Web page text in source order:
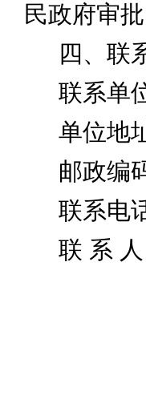
民政府审批
四、联
联系单
单位地
邮政编
联系电
联 系 人